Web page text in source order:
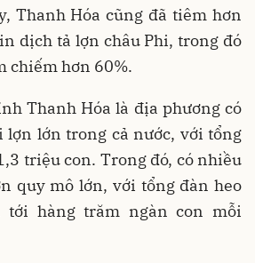
Thanh Hóa cũng đã tiêm hơn
dịch tả lợn châu Phi, trong đó
chiếm hơn 60%.
Thanh Hóa là địa phương có
lợn lớn trong cả nước, với tổng
triệu con. Trong đó, có nhiều
quy mô lớn, với tổng đàn heo
tới hàng trăm ngàn con mỗi